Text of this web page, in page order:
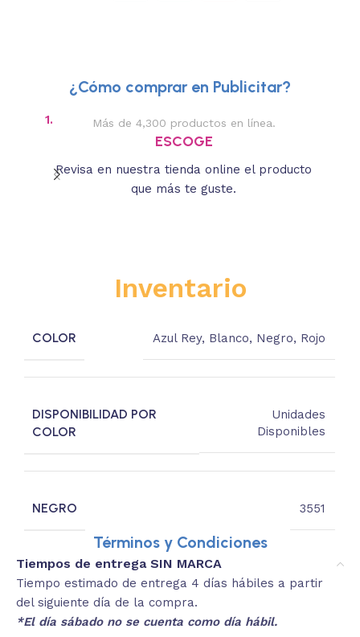
¿Cómo comprar en Publicitar?
1. Más de 4,300 productos en línea.
ESCOGE
Revisa en nuestra tienda online el producto
que más te guste.
Inventario
COLOR Azul Rey, Blanco, Negro, Rojo
DISPONIBILIDAD POR
COLOR
Unidades
Disponibles
NEGRO 3551
Términos y Condiciones
Tiempos de entrega SIN MARCA
Tiempo estimado de entrega 4 días hábiles a partir
del siguiente día de la compra.
*El día sábado no se cuenta como día hábil.